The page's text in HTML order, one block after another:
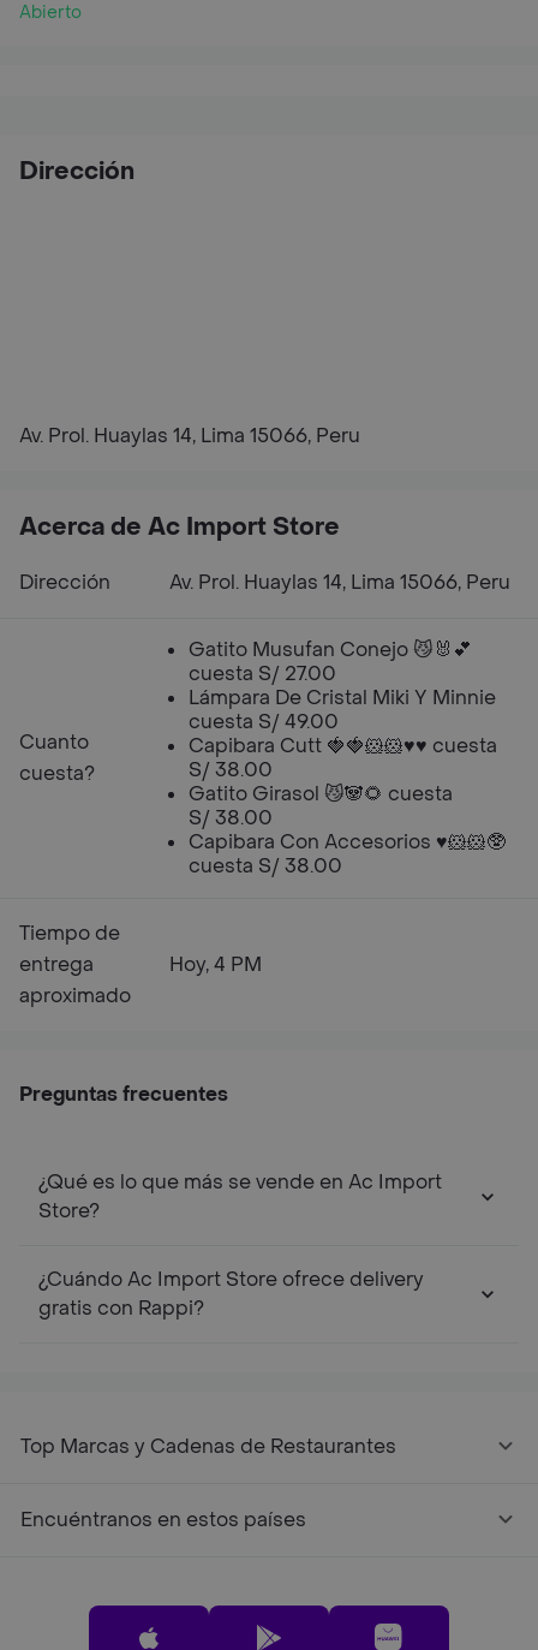
Abierto
Dirección
Av. Prol. Huaylas 14, Lima 15066, Peru
Acerca de Ac Import Store
Dirección Av. Prol. Huaylas 14, Lima 15066, Peru
Cuanto
cuesta?
Gatito Musufan Conejo 😼🐰💕
cuesta S/ 27.00
Lámpara De Cristal Miki Y Minnie
cuesta S/ 49.00
Capibara Cutt 🍓🍓🐹🐹♥️♥️ cuesta
S/ 38.00
Gatito Girasol 😼🐼🌻 cuesta
S/ 38.00
Capibara Con Accesorios ♥️🐹🐹🥸
cuesta S/ 38.00
Tiempo de
entrega
aproximado
Hoy, 4 PM
Preguntas frecuentes
¿Qué es lo que más se vende en Ac Import
Store?
¿Cuándo Ac Import Store ofrece delivery
gratis con Rappi?
Top Marcas y Cadenas de Restaurantes
Encuéntranos en estos países